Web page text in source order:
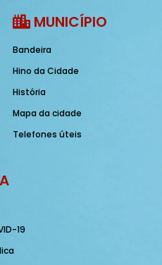
MUNICÍPIO
Bandeira
Hino da Cidade
História
Mapa da cidade
Telefones úteis
19